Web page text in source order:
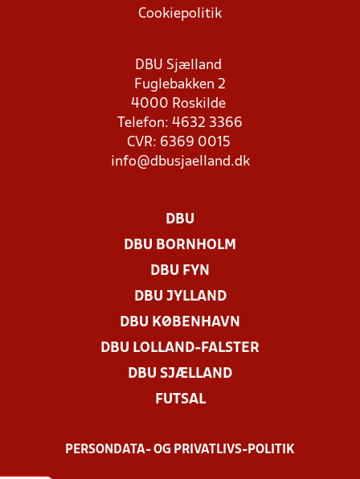
Cookiepolitik
DBU Sjælland
Fuglebakken 2
4000 Roskilde
Telefon: 4632 3366
CVR: 6369 0015
info@dbusjaelland.dk
DBU
DBU BORNHOLM
DBU FYN
DBU JYLLAND
DBU KØBENHAVN
DBU LOLLAND-FALSTER
DBU SJÆLLAND
FUTSAL
PERSONDATA- OG PRIVATLIVS-POLITIK